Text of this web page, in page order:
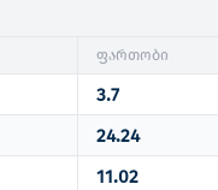
ფართობი
3.7
24.24
11.02